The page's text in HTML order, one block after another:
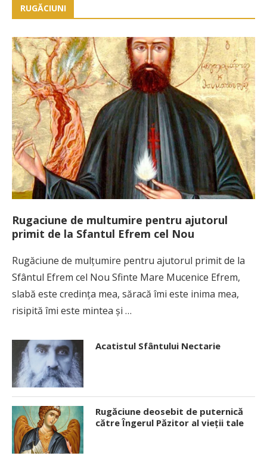
RUGĂCIUNI
Rugaciune de multumire pentru ajutorul
primit de la Sfantul Efrem cel Nou
Rugăciune de mulţumire pentru ajutorul primit de la
Sfântul Efrem cel Nou Sfinte Mare Mucenice Efrem,
slabă este credinţa mea, săracă îmi este inima mea,
risipită îmi este mintea şi …
Acatistul Sfântului Nectarie
Rugăciune deosebit de puternică
către Îngerul Păzitor al vieţii tale